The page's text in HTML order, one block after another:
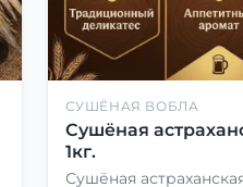
СУШЁНАЯ ВОБЛА
Сушёная
1кг.
Сушёная